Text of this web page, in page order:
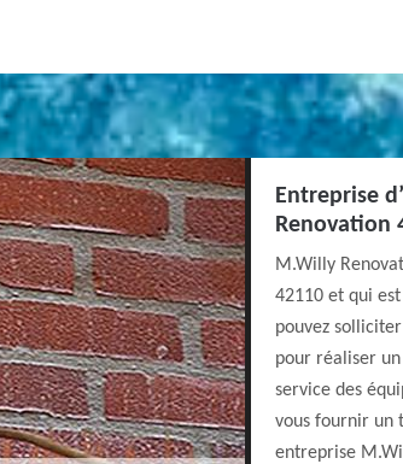
Entreprise
Renovation
M.Willy
42110 et qui
pouvez
pour réaliser
service des
vous fournir un
entreprise